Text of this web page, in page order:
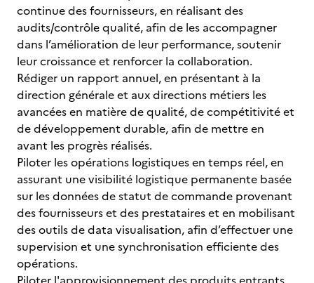
continue des fournisseurs, en réalisant des
audits/contrôle qualité, afin de les accompagner
dans l’amélioration de leur performance, soutenir
leur croissance et renforcer la collaboration.
Rédiger un rapport annuel, en présentant à la
direction générale et aux directions métiers les
avancées en matière de qualité, de compétitivité et
de développement durable, afin de mettre en
avant les progrès réalisés.
Piloter les opérations logistiques en temps réel, en
assurant une visibilité logistique permanente basée
sur les données de statut de commande provenant
des fournisseurs et des prestataires et en mobilisant
des outils de data visualisation, afin d’effectuer une
supervision et une synchronisation efficiente des
opérations.